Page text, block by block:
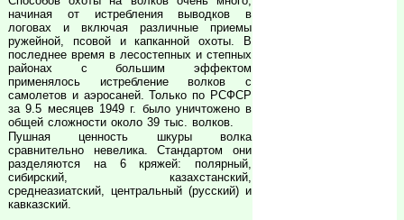
начиная от истребления выводков в
логовах и включая различные приемы
ружейной, псовой и капканной охоты. В
последнее время в лесостепных и степных
районах с большим эффектом
применялось истребление волков с
самолетов и аэросаней. Только по РСФСР
за 9.5 месяцев 1949 г. было уничтожено в
общей сложности около 39 тыс. волков.
Пушная ценность шкуры волка
сравнительно невелика. Стандартом они
разделяются на 6 кряжей: полярный,
сибирский, казахстанский,
среднеазиатский, центральный (русский) и
кавказский.